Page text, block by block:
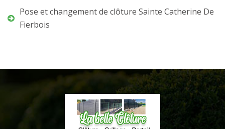
Pose et changement de clôture Sainte Catherine De
Fierbois